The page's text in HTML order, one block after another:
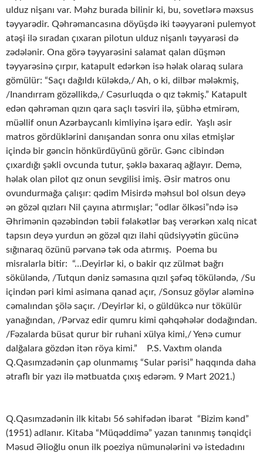
ulduz nişanı var. Məhz burada bilinir ki, bu, sovetlərə məxsus
təyyarədir. Qəhrəmancasına döyüşdə iki təəyyarəni pulemyot
atəşi ilə sıradan çıxaran pilotun ulduz nişanlı təyyarəsi də
zədələnir. Ona görə təyyarəsini salamat qalan düşmən
təyyarəsinə çırpır, katapult edərkən isə həlak olaraq sulara
gömülür: “Saçı dağıldı küləkdə,/ Ah, o ki, dilbər mələkmiş,
/Inandırram gözəllikdə,/ Cəsurluqda o qız təkmiş.” Katapult
edən qəhrəman qızın qara saçlı təsviri ilə, şübhə etmirəm,
müəllif onun Azərbaycanlı kimliyinə işarə edir. Yaşlı əsir
matros gördüklərini danışandan sonra onu xilas etmişlər
içində bir gəncin hönkürdüyünü görür. Gənc cibindən
çıxardığı şəkli ovcunda tutur, şəklə baxaraq ağlayır. Demə,
həlak olan pilot qız onun sevgilisi imiş. Əsir matros onu
ovundurmağa çalışır: qədim Misirdə məhsul bol olsun deyə
ən gözəl qızları Nil çayına atırmışlar; “odlar ölkəsi”ndə isə
Əhrimənin qəzəbindən təbii fəlakətlər baş verərkən xalq nicat
tapsın deyə yurdun ən gözəl qızı ilahi qüdsiyyətin gücünə
sığınaraq özünü pərvanə tək oda atırmış. Poema bu
misralarla bitir: “…Deyirlər ki, o bakir qız zülmət bağrı
söküləndə, /Tutqun dəniz səmasına qızıl şəfəq töküləndə, /Su
içindən pəri kimi asimana qanad açır, /Sonsuz göylər aləminə
cəmalından şölə saçır. /Deyirlər ki, o güldükcə nur tökülür
yanağından, /Pərvaz edir qumru kimi qəhqəhələr dodağından.
/Fəzalarda büsat qurur bir ruhani xülya kimi,/ Yenə cumur
dalğalara gözdən itən röya kimi.” P.S. Vaxtım olanda
Q.Qasımzadənin çap olunmamış “Sular pərisi” haqqında daha
ətraflı bir yazı ilə mətbuatda çıxış edərəm. 9 Mart 2021.)
Q.Qasımzadənin ilk kitabı 56 səhifədən ibarət “Bizim kənd”
(1951) adlanır. Kitaba “Müqəddimə” yazan tanınmış tənqidçi
Məsud Əlioğlu onun ilk poeziya nümunələrini və istedadını